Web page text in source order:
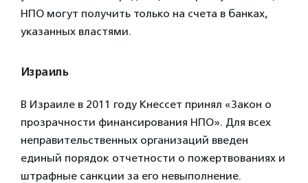
НПО могут получить только на счета в банках,
указанных властями.
Израиль
В Израиле в 2011 году Кнессет принял «Закон о
прозрачности финансирования НПО». Для всех
неправительственных организаций введен
единый порядок отчетности о пожертвованиях и
штрафные санкции за его невыполнение.